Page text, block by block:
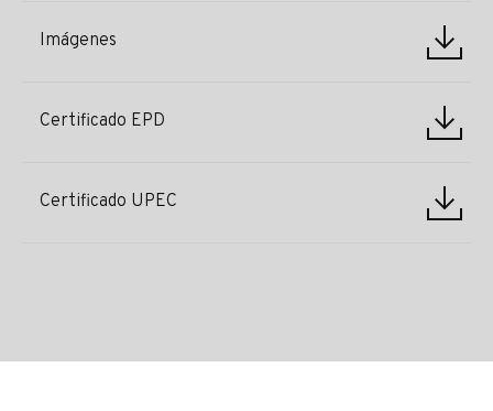
Imágenes
Certificado EPD
Certificado UPEC